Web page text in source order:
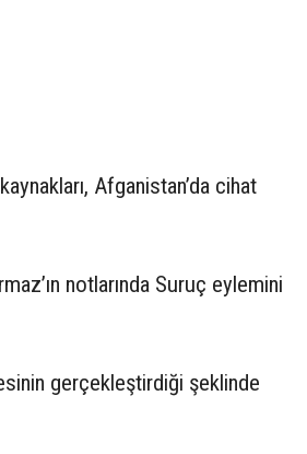
Afganistan’da cihat
notlarında Suruç eylemini
gerçekleştirdiği şeklinde